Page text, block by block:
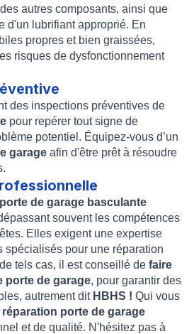
autres composants, ainsi que
d'un lubrifiant approprié. En
propres et bien graissées,
risques de dysfonctionnement
des inspections préventives de
pour repérer tout signe de
potentiel. Équipez-vous d’un
garage afin d'être prêt à résoudre
de garage basculante
souvent les compétences
Elles exigent une expertise
spécialisés pour une réparation
tels cas, il est conseillé de faire
porte de garage, pour garantir des
autrement dit HBHS ! Qui vous
réparation porte de garage
et de qualité. N'hésitez pas à